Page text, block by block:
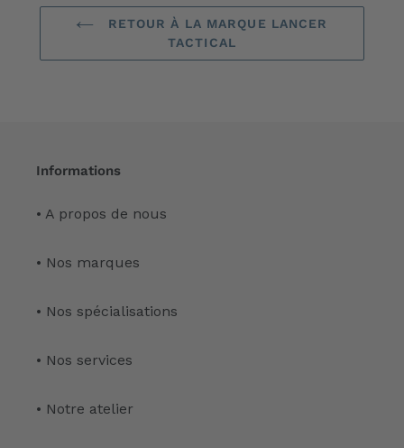
RETOUR À LA MARQUE LANCER
TACTICAL
Informations
• A propos de nous
• Nos marques
• Nos spécialisations
• Nos services
• Notre atelier